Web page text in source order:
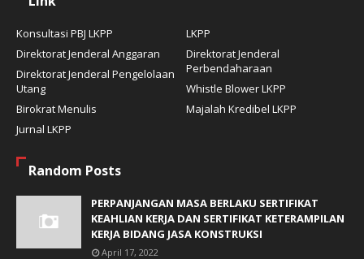
Konsultasi PBJ LKPP
LKPP
Direktorat Jenderal Anggaran
Direktorat Jenderal
Perbendaharaan
Direktorat Jenderal Pengelolaan
Utang
Whistle Blower LKPP
Birokrat Menulis
Majalah Kredibel LKPP
Jurnal LKPP
Random Posts
PERPANJANGAN MASA BERLAKU SERTIFIKAT
KEAHLIAN KERJA DAN SERTIFIKAT KETERAMPILAN
KERJA BIDANG JASA KONSTRUKSI
April 17, 2022